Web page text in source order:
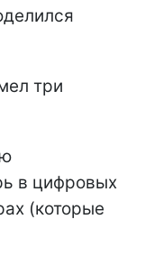
три
в цифровых
(которые